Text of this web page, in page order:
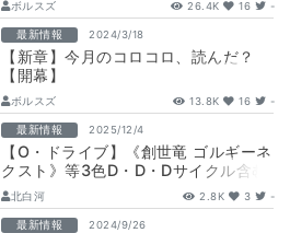
ボルスズ 26.4K 16 -
最新情報 2024/3/18
【新章】今月のコロコロ、読んだ？
【開幕】
ボルスズ 13.8K 16 -
最新情報 2025/12/4
【O・ドライブ】《創世竜 ゴルギーネ
クスト》等3色D・D・Dサイクル含む
新カード6枚の収録が判明【DM25-
R…
北白河 2.8K 3 -
最新情報 2024/9/26